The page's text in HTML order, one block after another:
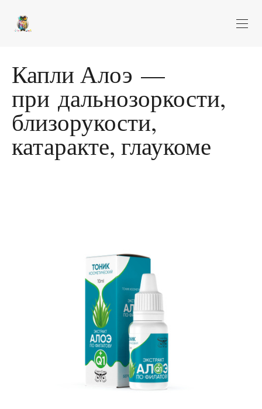
Капли Алоэ —
при дальнозоркости,
близорукости,
катаракте, глаукоме